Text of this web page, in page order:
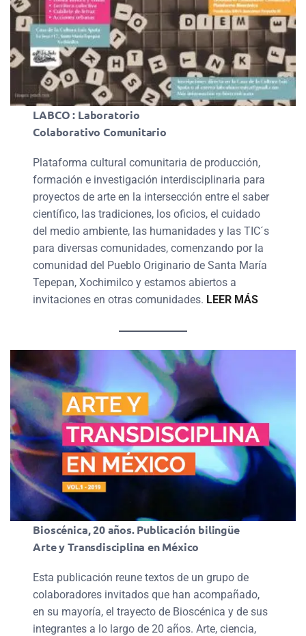
LABCO : Laboratorio
Colaborativo Comunitario
Plataforma cultural comunitaria de producción,
formación e investigación interdisciplinaria para
proyectos de arte en la intersección entre el saber
científico, las tradiciones, los oficios, el cuidado
del medio ambiente, las humanidades y las TIC´s
para diversas comunidades, comenzando por la
comunidad del Pueblo Originario de Santa María
Tepepan, Xochimilco y estamos abiertos a
invitaciones en otras comunidades. LEER MÁS
Bioscénica, 20 años. Publicación bilingüe
Arte y Transdisciplina en México
Esta publicación reune textos de un grupo de
colaboradores invitados que han acompañado,
en su mayoría, el trayecto de Bioscénica y de sus
integrantes a lo largo de 20 años. Arte, ciencia,